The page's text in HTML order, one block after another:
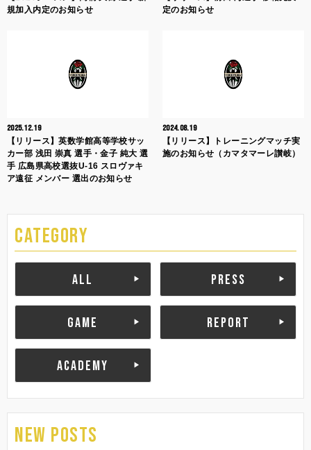
規加入内定のお知らせ
定のお知らせ
2025.12.19
【リリース】英数学館高等学校サッ
カー部 浅田 崇真 選手・金子 純大 選
手 広島県高校選抜U-16 スロヴァキ
ア遠征 メンバー 選出のお知らせ
2024.08.19
【リリース】トレーニングマッチ実
施のお知らせ（カマタマーレ讃岐）
CATEGORY
ALL PRESS
GAME REPORT
ACADEMY
NEW POSTS